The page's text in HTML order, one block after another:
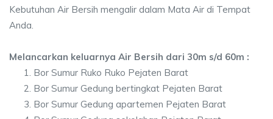
Kebutuhan Air Bersih mengalir dalam Mata Air di Tempat
Anda.
Melancarkan keluarnya Air Bersih dari 30m s/d 60m :
Bor Sumur Ruko Ruko Pejaten Barat
Bor Sumur Gedung bertingkat Pejaten Barat
Bor Sumur Gedung apartemen Pejaten Barat